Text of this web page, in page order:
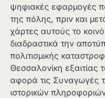
ψηφιακές εφαρμογές
της πόλης, πριν και
χάρτες αυτούς το
διαδραστικά την
πολιτισμικής
Θεσσαλονίκη εξαιτίας
αφορά τις Συναγωγές
ιστορικών